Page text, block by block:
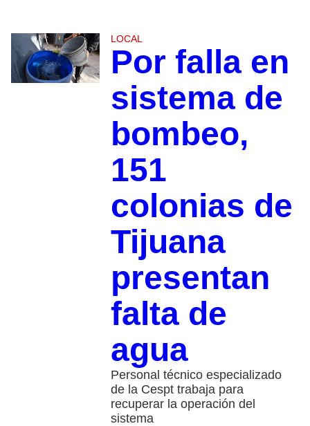
LOCAL
Por falla en
sistema de
bombeo,
151
colonias de
Tijuana
presentan
falta de
agua
Personal técnico especializado
de la Cespt trabaja para
recuperar la operación del
sistema